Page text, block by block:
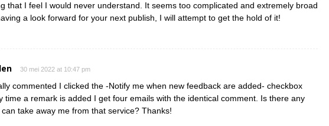
that I feel I would never understand. It seems too complicated and extremely broad
a look forward for your next publish, I will attempt to get the hold of it!
30 mei 2022 at 10:47 pm
commented I clicked the -Notify me when new feedback are added- checkbox
time a remark is added I get four emails with the identical comment. Is there any
take away me from that service? Thanks!